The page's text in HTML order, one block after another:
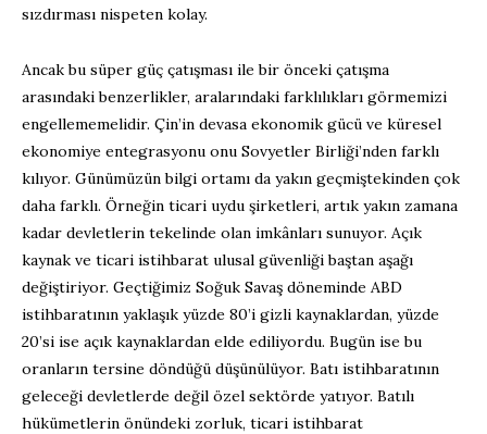
sızdırması nispeten kolay.
Ancak bu süper güç çatışması ile bir önceki çatışma
arasındaki benzerlikler, aralarındaki farklılıkları görmemizi
engellememelidir. Çin’in devasa ekonomik gücü ve küresel
ekonomiye entegrasyonu onu Sovyetler Birliği’nden farklı
kılıyor. Günümüzün bilgi ortamı da yakın geçmiştekinden çok
daha farklı. Örneğin ticari uydu şirketleri, artık yakın zamana
kadar devletlerin tekelinde olan imkânları sunuyor. Açık
kaynak ve ticari istihbarat ulusal güvenliği baştan aşağı
değiştiriyor. Geçtiğimiz Soğuk Savaş döneminde ABD
istihbaratının yaklaşık yüzde 80’i gizli kaynaklardan, yüzde
20’si ise açık kaynaklardan elde ediliyordu. Bugün ise bu
oranların tersine döndüğü düşünülüyor. Batı istihbaratının
geleceği devletlerde değil özel sektörde yatıyor. Batılı
hükümetlerin önündeki zorluk, ticari istihbarat